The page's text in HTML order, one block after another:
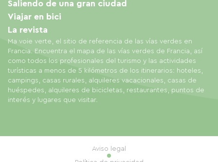
Ma voie verte, el sitio de referencia de las vías verdes en
Francia. Encuentra el mapa de las vías verdes de Francia, así
como todos los profesionales del turismo y las actividades
turísticas a menos de 5 kilómetros de los itinerarios: hoteles,
campings, casas rurales, alquileres vacacionales, casas de
huéspedes, alquileres de bicicletas, restaurantes, puntos de
interés y lugares que visitar.
Saliendo de una gran ciudad
Viajar en bici
La revista
Aviso legal